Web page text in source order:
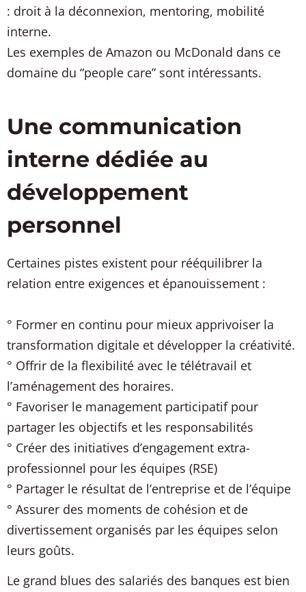
: droit à la déconnexion, mentoring, mobilité
interne.
Les exemples de Amazon ou McDonald dans ce
domaine du “people care” sont intéressants.
Une communication
interne dédiée au
développement
personnel
Certaines pistes existent pour rééquilibrer la
relation entre exigences et épanouissement :
° Former en continu pour mieux apprivoiser la
transformation digitale et développer la créativité.
° Offrir de la flexibilité avec le télétravail et
l’aménagement des horaires.
° Favoriser le management participatif pour
partager les objectifs et les responsabilités
° Créer des initiatives d’engagement extra-
professionnel pour les équipes (RSE)
° Partager le résultat de l’entreprise et de l’équipe
° Assurer des moments de cohésion et de
divertissement organisés par les équipes selon
leurs goûts.
Le grand blues des salariés des banques est bien